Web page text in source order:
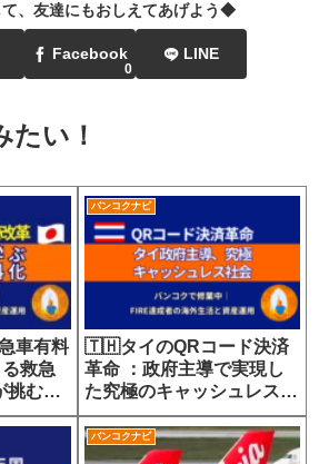
、友達にもおしえてあげよう◆
Facebook
0
LINE
たい！
車有料
救急
挑む
が示
来
バンコクナビ
🇹🇭タイのQRコード決済
革命 ：政府主導で実現し
た究極のキャッシュレス社
会
バンコクナビ